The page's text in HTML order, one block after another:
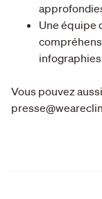
Une équipe
Vous pouvez